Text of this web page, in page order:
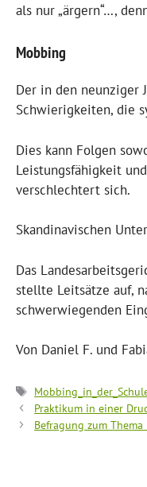
als nur „ärgern“…,
Mobbing
Der in den neunziger
Schwierigkeiten, die
Dies kann Folgen
Leistungsfähigkeit
verschlechtert sich.
Skandinavischen
Das
stellte Leitsätze auf,
schwerwiegenden
Von Daniel F. und
Schlagwörter
Praktikum in einer
Befragung zum